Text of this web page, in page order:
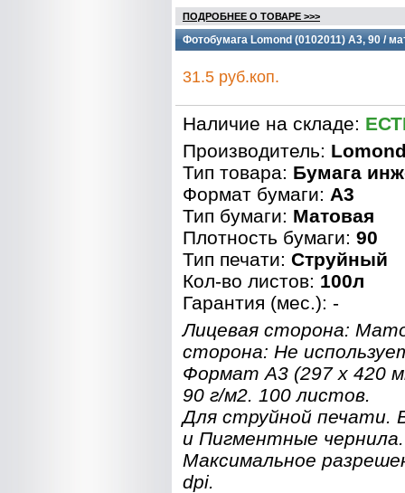
ПОДРОБНЕЕ О ТОВАРЕ >>>
Фотобумага Lomond (0102011) A3, 90 /
31.5 руб.коп.
Наличие на складе:
Производитель:
Тип товара: Бумага
Формат бумаги: A3
Тип бумаги: Матовая
Плотность бумаги: 90
Тип печати: Струйный
Кол-во листов: 100л
Гарантия (мес.): -
Лицевая сторона:
сторона: Не
Формат A3 (297 x 420
90 г/м2. 100 листов.
Для струйной печати.
и Пигментные чернила.
Максимальное
dpi.